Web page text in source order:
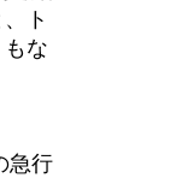
ト
な
急行